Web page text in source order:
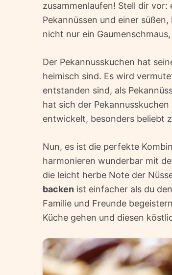
zusammenlaufen! Stell dir
Pekannüssen und einer
nicht nur ein
Der Pekannusskuchen hat
heimisch sind. Es wird
entstanden sind, als
hat sich der
entwickelt, besonders beliebt
Nun, es ist die perfekte
harmonieren wunderbar mit
die leicht herbe Note der
backen ist einfacher als du
Familie und Freunde
Küche gehen und diesen